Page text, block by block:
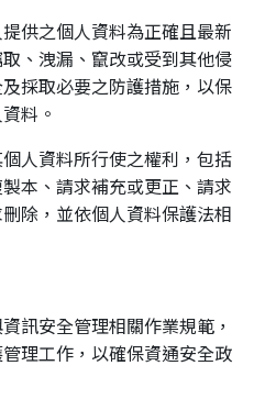
供之個人資料為正確且最新
、洩漏、竄改或受到其他侵
採取必要之防護措施，以保
料。
人資料所行使之權利，包括
本、請求補充或更正、請求
除，並依個人資料保護法相
訊安全管理相關作業規範，
理工作，以確保資通安全政